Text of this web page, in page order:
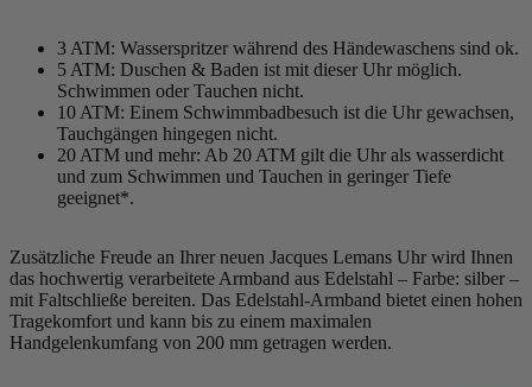
3 ATM: Wasserspritzer während des Händewaschens sind ok.
5 ATM: Duschen & Baden ist mit dieser Uhr möglich.
Schwimmen oder Tauchen nicht.
10 ATM: Einem Schwimmbadbesuch ist die Uhr gewachsen,
Tauchgängen hingegen nicht.
20 ATM und mehr: Ab 20 ATM gilt die Uhr als wasserdicht
und zum Schwimmen und Tauchen in geringer Tiefe
geeignet*.
Zusätzliche Freude an Ihrer neuen Jacques Lemans Uhr wird Ihnen
das hochwertig verarbeitete Armband aus Edelstahl – Farbe: silber –
mit Faltschließe bereiten. Das Edelstahl-Armband bietet einen hohen
Tragekomfort und kann bis zu einem maximalen
Handgelenkumfang von 200 mm getragen werden.